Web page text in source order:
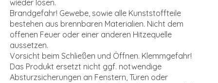
wieder lösen.
Brandgefahr! Gewebe, sowie alle Kunststoffteile
bestehen aus brennbaren Materialien. Nicht dem
offenen Feuer oder einer anderen Hitzequelle
aussetzen.
Vorsicht beim Schließen und Öffnen. Klemmgefahr!
Das Produkt ersetzt nicht ggf. notwendige
Absturzsicherungen an Fenstern, Türen oder